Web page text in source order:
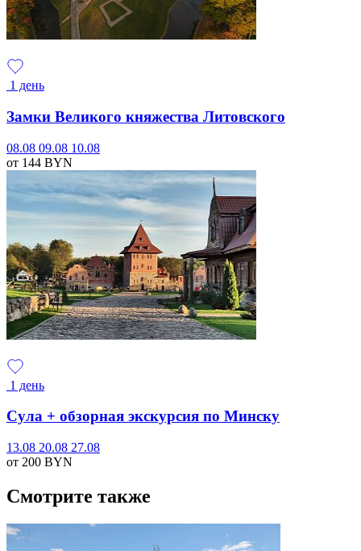
1 день
Замки Великого княжества Литовского
08.08 09.08 10.08
от 144 BYN
1 день
Сула + обзорная экскурсия по Минску
13.08 20.08 27.08
от 200 BYN
Смотрите также